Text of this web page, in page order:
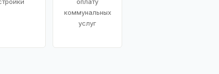
коммунальных
услуг